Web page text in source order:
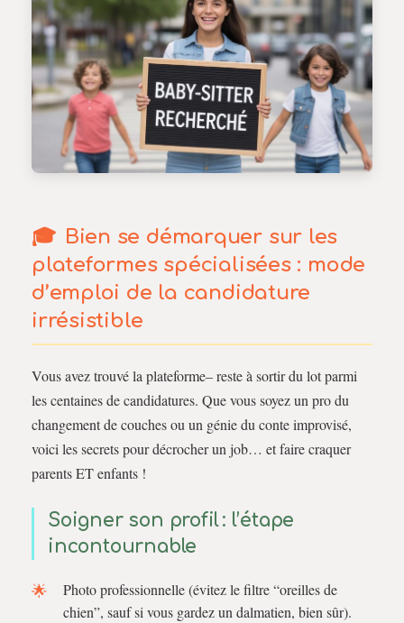
Bien se démarquer sur les
plateformes spécialisées : mode
d’emploi de la candidature
irrésistible
Vous avez trouvé la plateforme– reste à sortir du lot parmi
les centaines de candidatures. Que vous soyez un pro du
changement de couches ou un génie du conte improvisé,
voici les secrets pour décrocher un job… et faire craquer
parents ET enfants !
Soigner son profil : l’étape
incontournable
Photo professionnelle (évitez le filtre “oreilles de
chien”, sauf si vous gardez un dalmatien, bien sûr).